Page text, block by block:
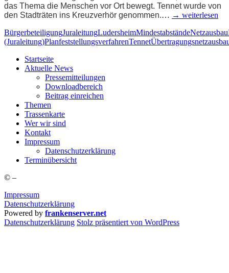
das The­ma die Men­schen vor Ort bewegt. Ten­net wur­de von
den Stadt­rä­ten ins Kreuz­ver­hör genom­men.… → wei­ter­le­sen
BürgerbeteiligungJuraleitungLudersheimMindestabständeNetzausbau
(Juraleitung)PlanfeststellungsverfahrenTennet
Start­sei­te
Aktu­el­le News
Pres­se­mit­tei­lun­gen
Down­load­be­reich
Bei­trag einreichen
The­men
Tras­sen­kar­te
Wer wir sind
Kon­takt
Impres­sum
Daten­schutz­er­klä­rung
Ter­min­über­sicht
© –
Impressum
Datenschutzerklärung
Powered by frankenserver.net
Daten­schutz­er­klä­rung Stolz präsentiert von WordPress